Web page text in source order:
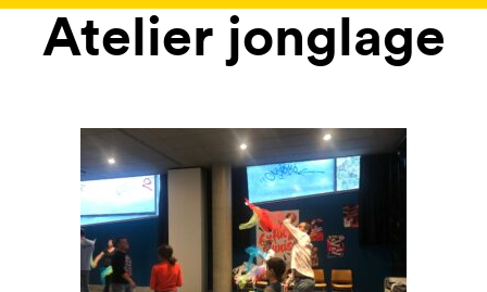
Atelier jonglage